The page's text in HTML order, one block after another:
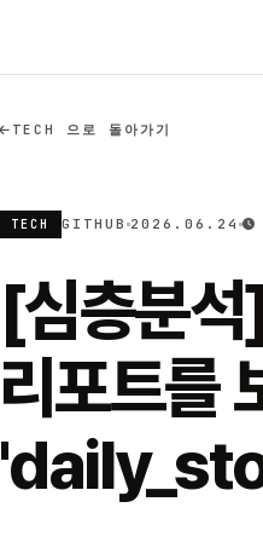
TECH 으로 돌아가기
TECH GITHUB 2026.06.24
[심층분
리포트를